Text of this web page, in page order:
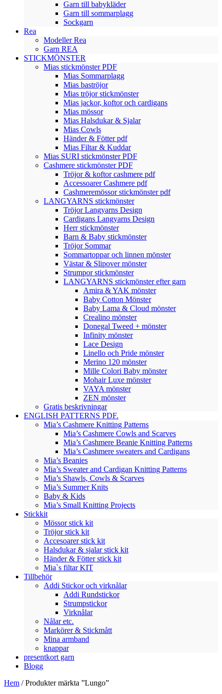
Garn till babykläder
Garn till sommarplagg
Sockgarn
Rea
Modeller Rea
Garn REA
STICKMÖNSTER
Mias stickmönster PDF
Mias Sommarplagg
Mias baströjor
Mias tröjor stickmönster
Mias jackor, koftor och cardigans
Mias mössor
Mias Halsdukar & Sjalar
Mias Cowls
Händer & Fötter pdf
Mias Filtar & Kuddar
Mias SURI stickmönster PDF
Cashmere stickmönster PDF
Tröjor & koftor cashmere pdf
Accessoarer Cashmere pdf
Cashmeremössor stickmönster pdf
LANGYARNS stickmönster
Tröjor Langyarns Design
Cardigans Langyarns Design
Herr stickmönster
Barn & Baby stickmönster
Tröjor Sommar
Sommartoppar och linnen mönster
Västar & Slipover mönster
Strumpor stickmönster
LANGYARNS stickmönster efter garn
Amira & YAK mönster
Baby Cotton Mönster
Baby Lama & Cloud mönster
Crealino mönster
Donegal Tweed + mönster
Infinity mönster
Lace Design
Linello och Pride mönster
Merino 120 mönster
Mille Colori Baby mönster
Mohair Luxe mönster
VAYA mönster
ZEN mönster
Gratis beskrivningar
ENGLISH PATTERNS PDF.
Mia’s Cashmere Knitting Patterns
Mia’s Cashmere Cowls and Scarves
Mia’s Cashmere Beanie Knitting Patterns
Mia’s Cashmere sweaters and Cardigans
Mia’s Beanies
Mia’s Sweater and Cardigan Knitting Patterns
Mia’s Shawls, Cowls & Scarves
Mia’s Summer Knits
Baby & Kids
Mia’s Small Knitting Projects
Stickkit
Mössor stick kit
Tröjor stick kit
Accesoarer stick kit
Halsdukar & sjalar stick kit
Händer & Fötter stick kit
Mia`s filtar KIT
Tillbehör
Addi Stickor och virknålar
Addi Rundstickor
Strumpstickor
Virknålar
Nålar etc.
Markörer & Stickmått
Mina armband
knappar
presentkort garn
Blogg
Hem / Produkter märkta ”Lungo”